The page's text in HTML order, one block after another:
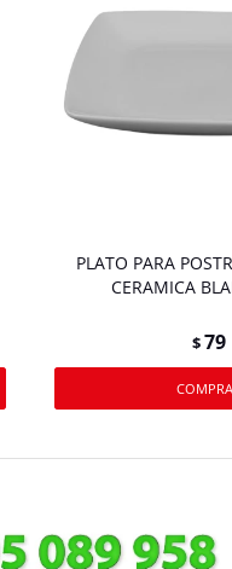
PLATO PARA
CERAMICA
$79